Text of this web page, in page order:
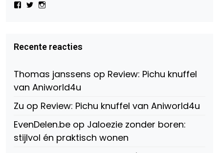
Bekijk
Beauty-
147775071915783/?
Facebook
Bekijk
op
Twitter
op
Instagram
Recente reacties
Thomas janssens op Review: Pichu knuffel
van Aniworld4u
Zu op Review: Pichu knuffel van Aniworld4u
EvenDelen.be op Jaloezie zonder boren:
stijlvol én praktisch wonen